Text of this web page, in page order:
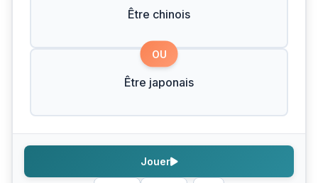
Être chinois
OU
Être japonais
Jouer